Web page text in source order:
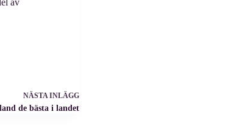
av
NÄSTAINLÄGG
de bästa i landet